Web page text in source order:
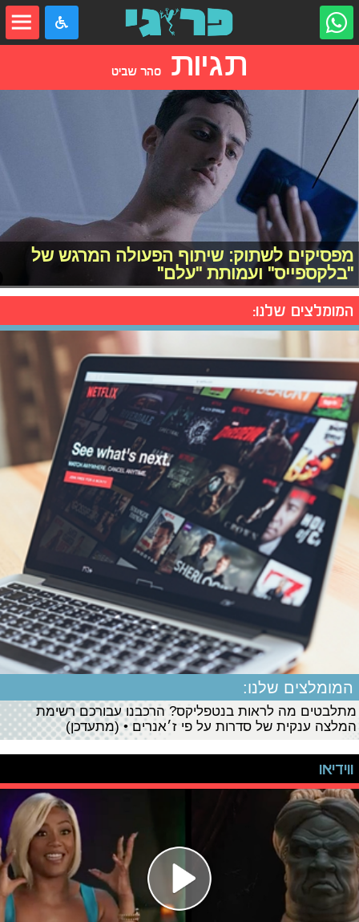
תגיות סהר שביט
מפסיקים לשתוק: שיתוף הפעולה המרגש של
"בלקספייס" ועמותת "עלם"
המומלצים שלנו:
המומלצים שלנו:
מתלבטים מה לראות בנטפליקס? הרכבנו עבורכם רשימת
המלצה ענקית של סדרות על פי ז׳אנרים • (מתעדכן)
ווידיאו